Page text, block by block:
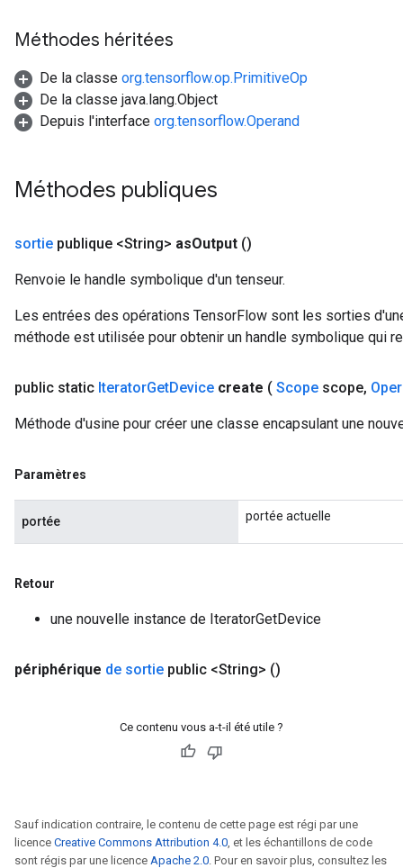
Méthodes héritées
De la classe org.tensorflow.op.PrimitiveOp
De la classe java.lang.Object
Depuis l'interface org.tensorflow.Operand
Méthodes publiques
sortie publique <String> asOutput ()
Renvoie le handle symbolique d'un tenseur.
Les entrées des opérations TensorFlow sont les sorties
méthode est utilisée pour obtenir un handle symbolique qui
public static IteratorGetDevice create ( Scope scope,
Méthode d'usine pour créer une classe encapsulant une
Paramètres
portée portée actuelle
Retour
une nouvelle instance de IteratorGetDevice
périphérique de sortie public <String> ()
Ce contenu vous a-t-il été utile ?
Sauf indication contraire, le contenu de cette page est régi par une
licence Creative Commons Attribution 4.0, et les échantillons de code
sont régis par une licence Apache 2.0. Pour en savoir plus, consultez les